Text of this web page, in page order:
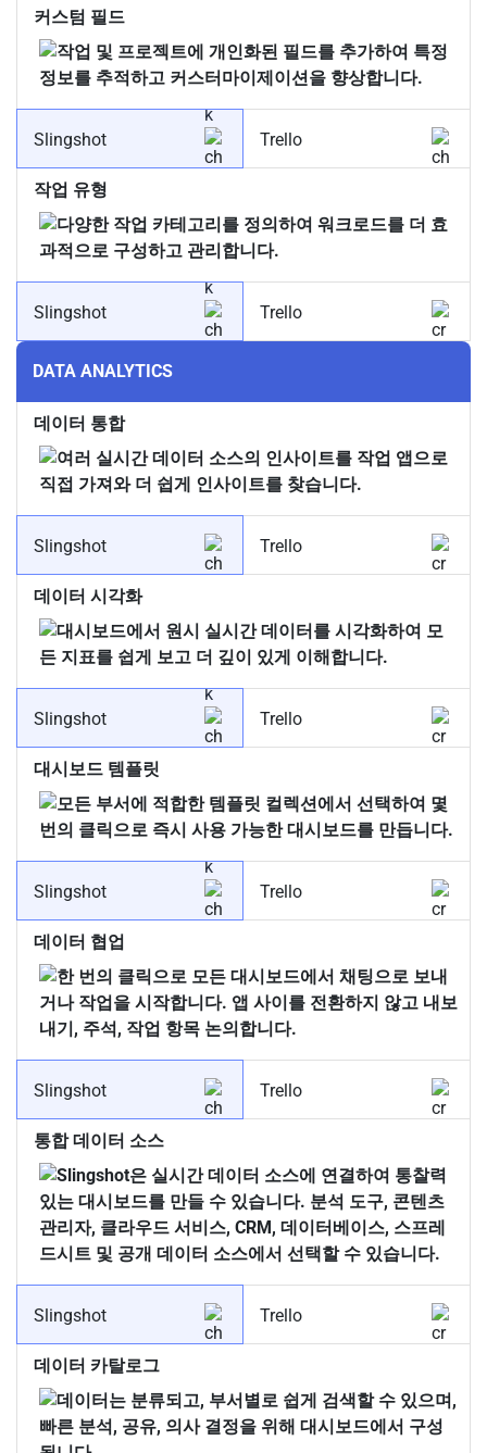
커스텀 필드
Slingshot Trello
작업 유형
Slingshot Trello
DATA ANALYTICS
데이터 통합
Slingshot Trello
데이터 시각화
Slingshot Trello
대시보드 템플릿
Slingshot Trello
데이터 협업
Slingshot Trello
통합 데이터 소스
Slingshot Trello
데이터 카탈로그